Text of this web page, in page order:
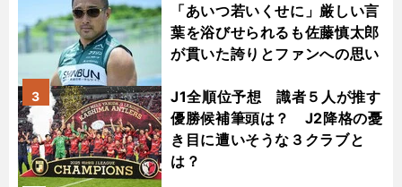
「あいつ若いくせに」厳しい言
葉を浴びせられるも佐藤慎太郎
が貫いた誇りとファンへの思い
J1全順位予想 識者５人が推す
優勝候補筆頭は？ J2降格の憂
き目に遭いそうな３クラブと
は？
3